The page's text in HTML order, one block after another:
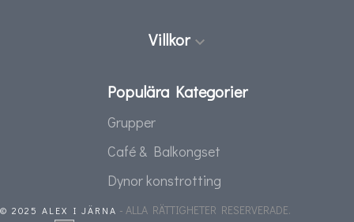
Villkor 
Populära Kategorier
Grupper
Café & Balkongset
Dynor konstrotting
© 2025 ALEX I JÄRNA - ALLA RÄTTIGHETER RESERVERADE.